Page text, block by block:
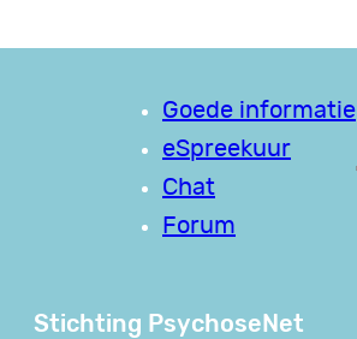
Goede informatie
eSpreekuur
Chat
Forum
Stichting PsychoseNet